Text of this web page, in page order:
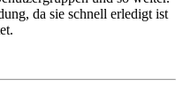
da sie schnell erledigt ist